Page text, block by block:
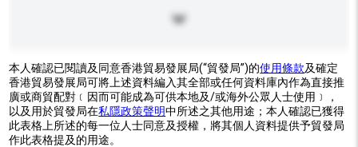
本人確認已閱讀及同意香港貿易發展局(“貿發局”)的使用條款及確定
香港貿易發展局可將上述資料編入其全部或任何資料庫內作為直接推
廣或商貿配對﹝因而可能成為可供本地及/或海外公眾人士使用﹞，
以及用於貿發局在私隱政策聲明中所述之其他用途；本人確認已獲得
此表格上所述的每一位人士同意及授權，將其個人資料提供予貿發局
作此表格提及的用途。